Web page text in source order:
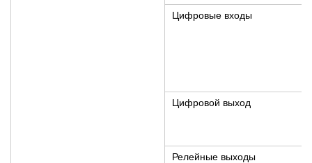
Цифровые входы
Цифровой выход
Релейные выходы